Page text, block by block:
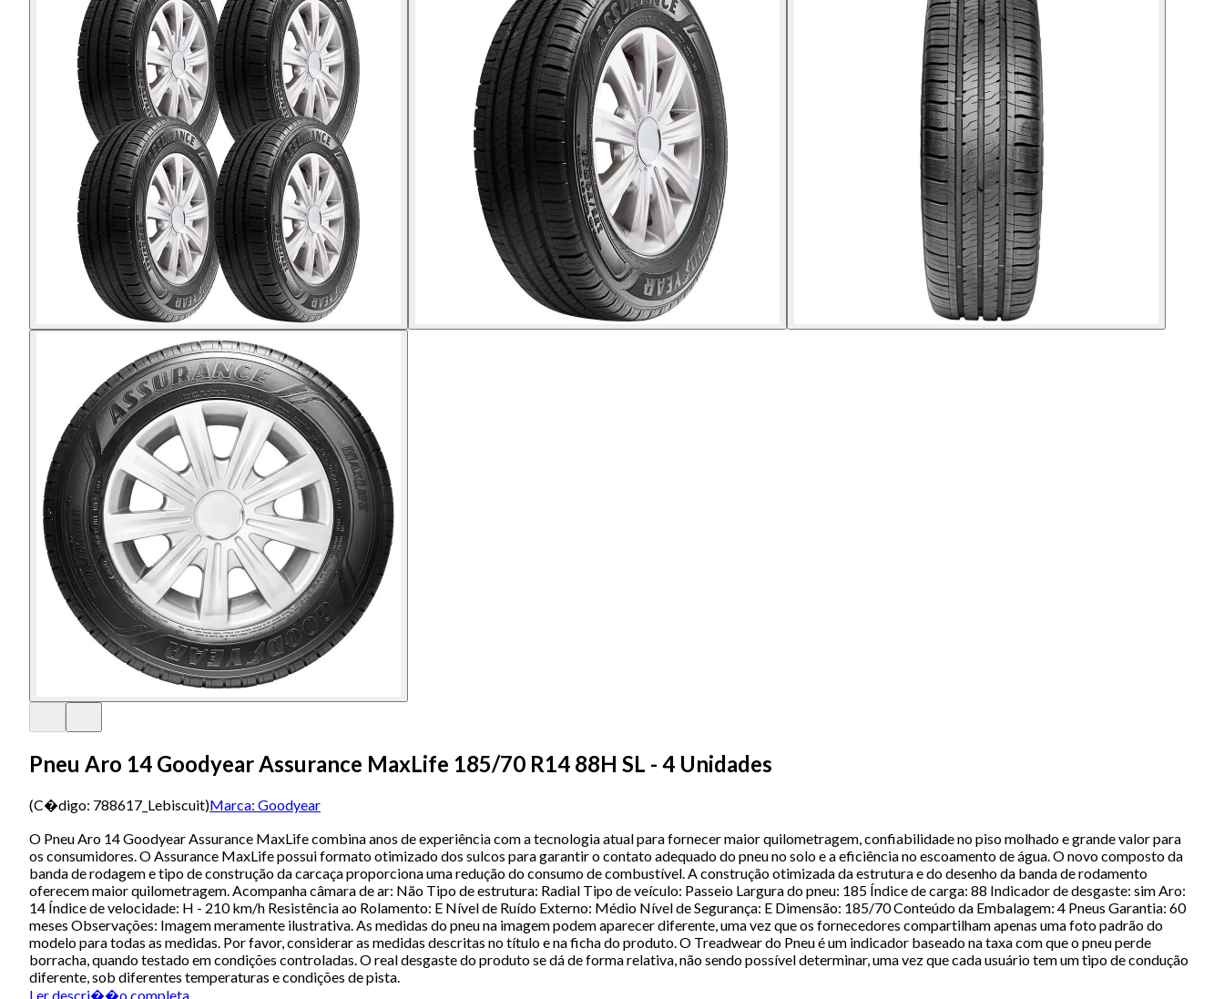
Pneu Aro 14 Goodyear Assurance MaxLife 185/70 R14 88H SL - 4 Unidades
(C�digo: 788617_Lebiscuit)Marca: Goodyear
O Pneu Aro 14 Goodyear Assurance MaxLife combina anos de experiência com a tecnologia atual para fornecer maior quilometragem, confiabilidade no piso molhado e grande valor para
os consumidores. O Assurance MaxLife possui formato otimizado dos sulcos para garantir o contato adequado do pneu no solo e a eficiência no escoamento de água. O novo composto da
banda de rodagem e tipo de construção da carcaça proporciona uma redução do consumo de combustível. A construção otimizada da estrutura e do desenho da banda de rodamento
oferecem maior quilometragem. Acompanha câmara de ar: Não Tipo de estrutura: Radial Tipo de veículo: Passeio Largura do pneu: 185 Índice de carga: 88 Indicador de desgaste: sim Aro:
14 Índice de velocidade: H - 210 km/h Resistência ao Rolamento: E Nível de Ruído Externo: Médio Nível de Segurança: E Dimensão: 185/70 Conteúdo da Embalagem: 4 Pneus Garantia: 60
meses Observações: Imagem meramente ilustrativa. As medidas do pneu na imagem podem aparecer diferente, uma vez que os fornecedores compartilham apenas uma foto padrão do
modelo para todas as medidas. Por favor, considerar as medidas descritas no título e na ficha do produto. O Treadwear do Pneu é um indicador baseado na taxa com que o pneu perde
borracha, quando testado em condições controladas. O real desgaste do produto se dá de forma relativa, não sendo possível determinar, uma vez que cada usuário tem um tipo de condução
diferente, sob diferentes temperaturas e condições de pista.
Ler descri��o completa